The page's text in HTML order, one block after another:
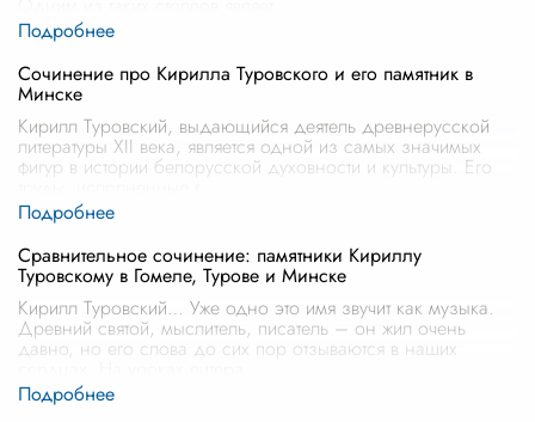
Сочинение про Кирилла Туровского и его памятник в
Минске
Кирилл Туровский, выдающийся деятель древнерусской
литературы XII века, является одной из самых значимых
фигур в истории белорусской духовности и культуры. Его
Сравнительное сочинение: памятники Кириллу
Туровскому в Гомеле, Турове и Минске
Кирилл Туровский… Уже одно это имя звучит как музыка.
Древний святой, мыслитель, писатель – он жил очень
давно, но его слова до сих пор отзываются в наших